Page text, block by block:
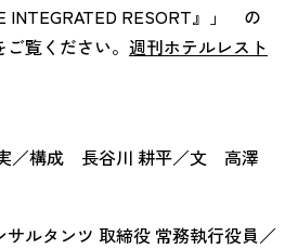
INTEGRATED RESORT』」 の
覧ください。 週刊ホテルレスト
／構成 長谷川 耕平／文 高澤
ルタンツ 取締役 常務執行役員／